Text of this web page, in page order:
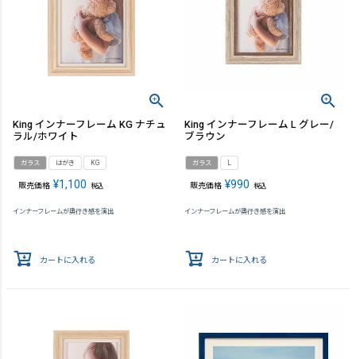
King インナーフレーム KG ナチュ
ラル/ホワイト
ガラス はがき KG
販売価格 ¥1,100 税込
インナーフレームが奥行き感を演出
カートに入れる
King インナーフレーム L グレー/
ブラウン
ガラス L
販売価格 ¥990 税込
インナーフレームが奥行き感を演出
カートに入れる